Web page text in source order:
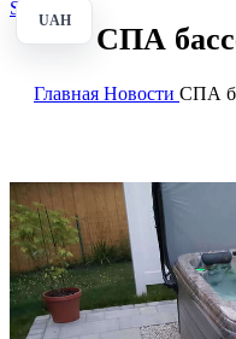
UAH
Search
СПА
Главная Новости СПА